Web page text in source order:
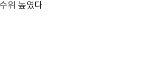
위 높였다